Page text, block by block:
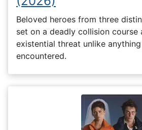
Beloved heroes from three
set on a deadly collision course
existential threat unlike
encountered.